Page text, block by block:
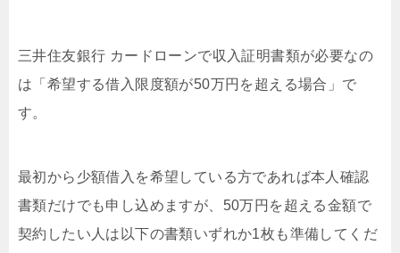
三井住友銀行 カードローンで収入証明書類が必要なの
は「希望する借入限度額が50万円を超える場合」で
す。
最初から少額借入を希望している方であれば本人確認
書類だけでも申し込めますが、50万円を超える金額で
契約したい人は以下の書類いずれか1枚も準備してくだ